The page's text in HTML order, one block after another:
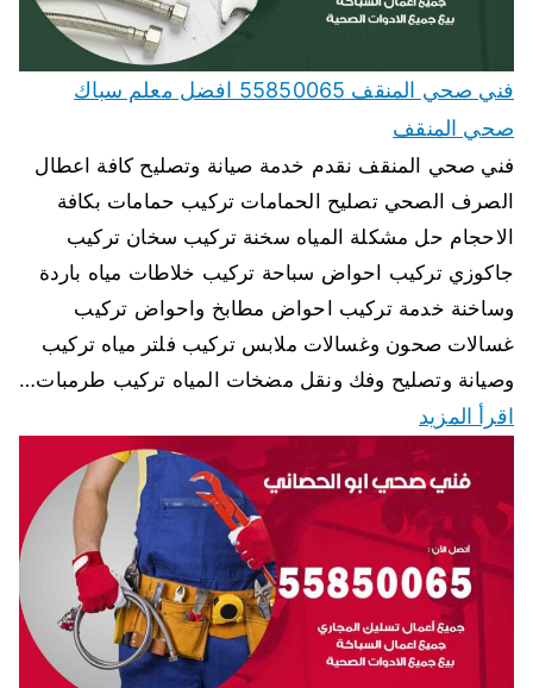
فني صحي المنقف 55850065 افضل معلم سباك
صحي المنقف
فني صحي المنقف نقدم خدمة صيانة وتصليح كافة اعطال
الصرف الصحي تصليح الحمامات تركيب حمامات بكافة
الاحجام حل مشكلة المياه سخنة تركيب سخان تركيب
جاكوزي تركيب احواض سباحة تركيب خلاطات مياه باردة
وساخنة خدمة تركيب احواض مطابخ واحواض تركيب
غسالات صحون وغسالات ملابس تركيب فلتر مياه تركيب
وصيانة وتصليح وفك ونقل مضخات المياه تركيب طرمبات…
اقرأ المزيد